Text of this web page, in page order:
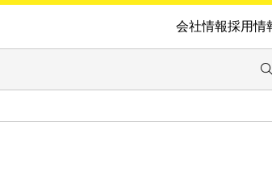
会社情報採用情